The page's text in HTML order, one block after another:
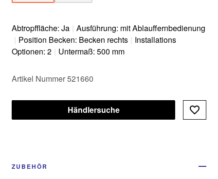
Abtropffläche: Ja | Ausführung: mit Ablauffernbedienung
| Position Becken: Becken rechts | Installations
Optionen: 2 | Untermaß: 500 mm
Artikel Nummer 521660
Händlersuche
ZUBEHÖR